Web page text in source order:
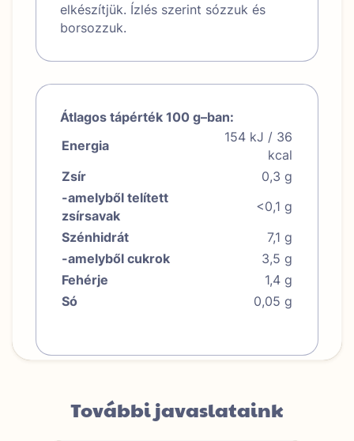
elkészítjük. Ízlés szerint sózzuk és
borsozzuk.
Átlagos tápérték 100 g–ban:
Energia
154 kJ / 36
kcal
Zsír
0,3 g
-amelyből telített
zsírsavak
<0,1 g
Szénhidrát
7,1 g
-amelyből cukrok
3,5 g
Fehérje
1,4 g
Só
0,05 g
További javaslataink